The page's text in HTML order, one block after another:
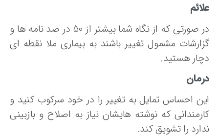
در صورتی که از نگاه شما بیشتر از 50 در صد نامه ها و
مشمول تغییر باشند به بیماری ملا نقطه ای
هستید.
احساس تمایل به تغییر را در خود سرکوب کنید و
که نوشته هایشان نیاز به اصلاح و بازبینی
را تشویق کند.